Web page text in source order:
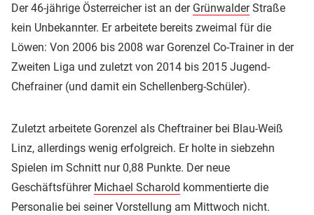
Der 46-jährige Österreicher ist an der GrünwalderStraße
kein Unbekannter. Er arbeitete bereits zweimal für die
Löwen: Von 2006 bis 2008 war Gorenzel Co-Trainer in der
Zweiten Liga und zuletzt von 2014 bis 2015 Jugend-
Chefrainer (und damit ein Schellenberg-Schüler).
Zuletzt arbeitete Gorenzel als Cheftrainer bei Blau-Weiß
Linz, allerdings wenig erfolgreich. Er holte in siebzehn
Spielen im Schnitt nur 0,88 Punkte. Der neue
Geschäftsführer Michael Scharold kommentierte die
Personalie bei seiner Vorstellung am Mittwoch nicht.